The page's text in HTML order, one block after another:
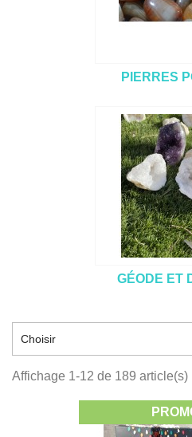
PIERRES
GÉODE ET
Choisir
Affichage 1-12 de 189 article(s)